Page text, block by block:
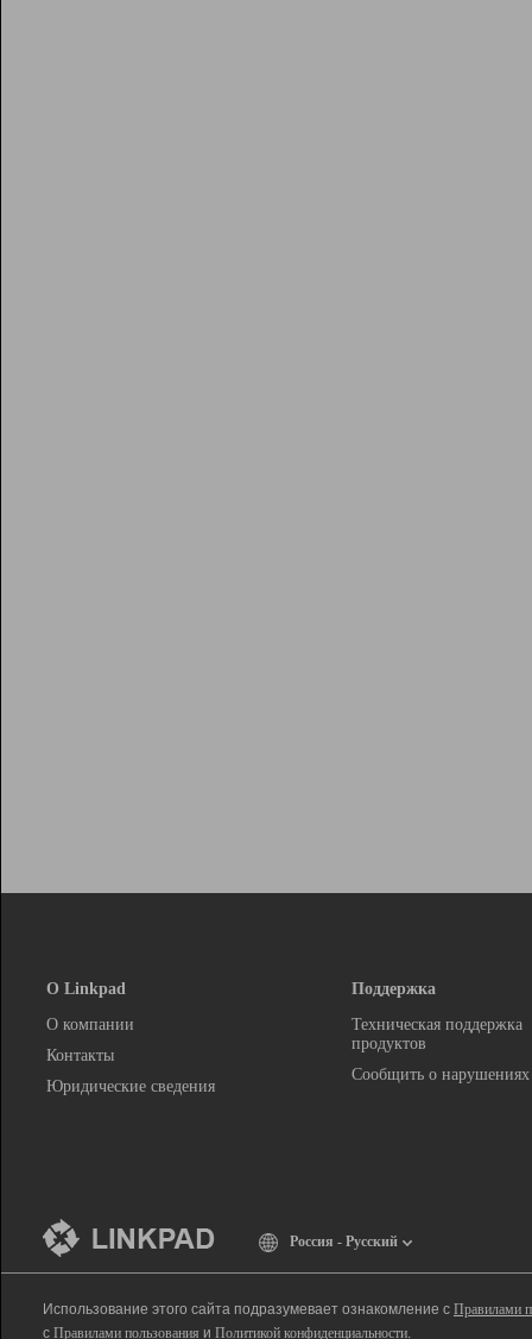
О Linkpad
О компании
Контакты
Юридические сведения
Поддержка
Техническая поддержка
продуктов
Сообщить о нарушениях
Россия - Русский
Использование этого сайта подразумевает ознакомление с Правилами
с Правилами пользования и Политикой конфиденциальности.